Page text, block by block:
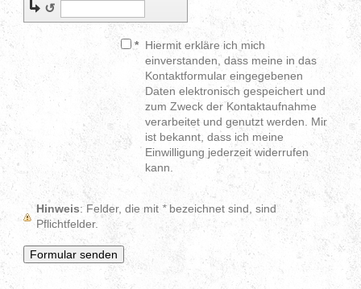
↺
* Hiermit erkläre ich mich
einverstanden, dass meine in das
Kontaktformular eingegebenen
Daten elektronisch gespeichert und
zum Zweck der Kontaktaufnahme
verarbeitet und genutzt werden. Mir
ist bekannt, dass ich meine
Einwilligung jederzeit widerrufen
kann.
Hinweis : Felder, die mit *bezeichnet sind, sind
Pflichtfelder.